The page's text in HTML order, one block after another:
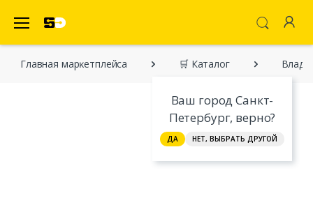
Ваш город Санкт-
Петербург, верно?
ДА НЕТ, ВЫБРАТЬ ДРУГОЙ
Главная марĸетплейса 🛒 Каталог